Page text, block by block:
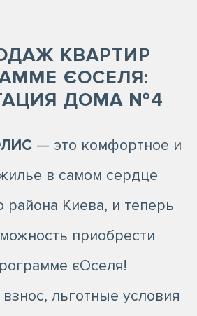
КВАРТИР
ЄОСЕЛЯ:
ДОМА №4
— это комфортное и
в самом сердце
района Киева, и теперь
приобрести
єОселя!
льготные условия